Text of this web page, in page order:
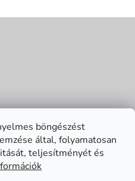
böngészést
által, folyamatosan
teljesítményét és